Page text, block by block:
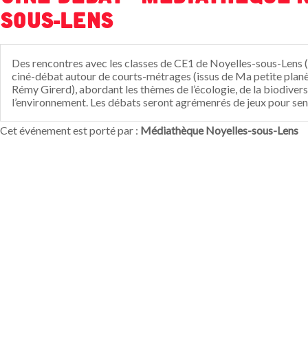
sous-Lens
Des rencontres avec les classes de CE1 de Noyelles-sous-Lens
ciné-débat autour de courts-métrages (issus de Ma petite
Rémy Girerd), abordant les thèmes de l’écologie, de la
l’environnement. Les débats seront agrémenrés de jeux pour
Cet événement est porté par : Médiathèque Noyelles-sous-Lens